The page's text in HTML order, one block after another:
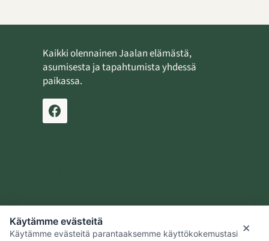
Kaikki olennainen Jaalan elämästä,
asumisesta ja tapahtumista yhdessä
paikassa.
Jaalan kotiseutusäätiö
×
Käytämme evästeitä
Käytämme evästeitä parantaaksemme käyttökokemustasi